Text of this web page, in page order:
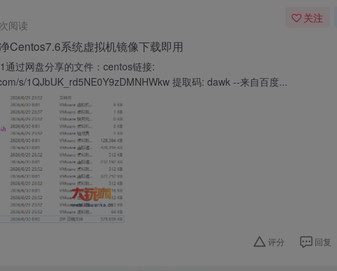
阅读
关注
Centos7.6系统虚拟机镜像下载即用
通过网盘分享的文件：centos链接:
s/1QJbUK_rd5NE0Y9zDMNHWkw 提取码: dawk --来自百度...
评分 回复